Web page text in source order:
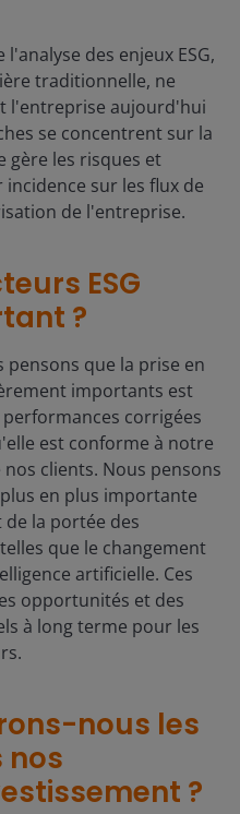
des enjeux ESG,
traditionnelle, ne
l'entreprise aujourd'hui
se concentrent sur la
gère les risques et
sur les flux de
de l'entreprise.
ESG
?
pensons que la prise en
importants est
corrigées
est conforme à notre
clients. Nous pensons
en plus importante
la portée des
que le changement
artificielle. Ces
opportunités et des
à long terme pour les
nous les
nos
?